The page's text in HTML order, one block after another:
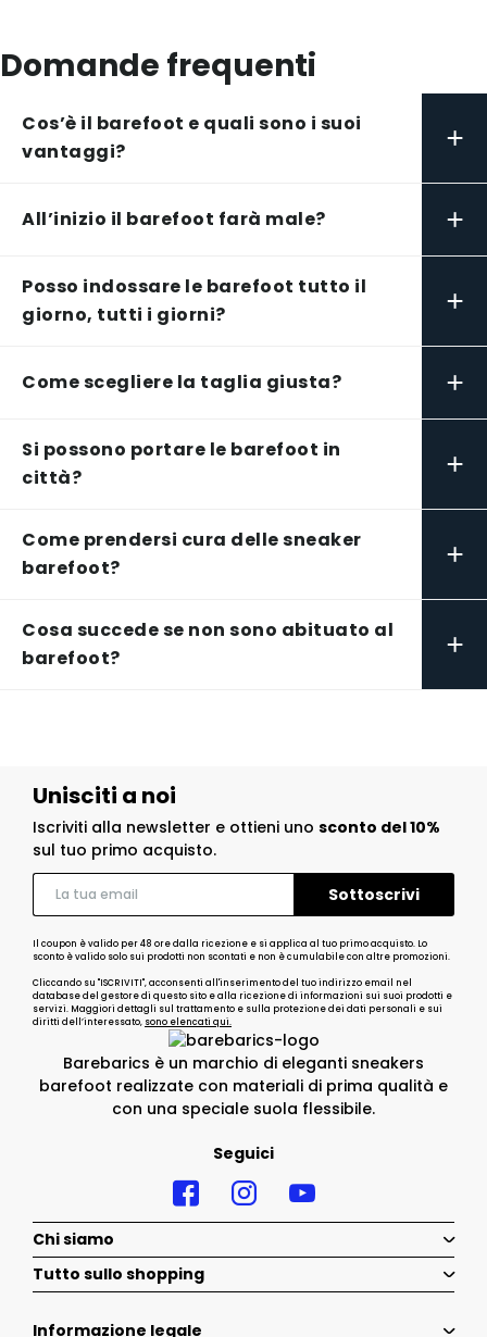
Domande frequenti
Cos’è il barefoot e quali sono i suoi
vantaggi?
+
All’inizio il barefoot farà male? +
Posso indossare le barefoot tutto il
giorno, tutti i giorni?
+
Come scegliere la taglia giusta? +
Si possono portare le barefoot in
città?
+
Come prendersi cura delle sneaker
barefoot?
+
Cosa succede se non sono abituato al
barefoot?
+
Barebarics è un marchio di eleganti sneakers
barefoot realizzate con materiali di prima qualità e
con una speciale suola flessibile.
Seguici
Unisciti a noi
Iscriviti alla newsletter e ottieni uno sconto del 10%
sul tuo primo acquisto.
Il coupon è valido per 48 ore dalla ricezione e si applica al tuo primo acquisto. Lo
sconto è valido solo sui prodotti non scontati e non è cumulabile con altre promozioni.
Cliccando su "ISCRIVITI", acconsenti all'inserimento del tuo indirizzo email nel
database del gestore di questo sito e alla ricezione di informazioni sui suoi prodotti e
servizi. Maggiori dettagli sul trattamento e sulla protezione dei dati personali e sui
diritti dell’interessato, sono elencati qui.
Chi siamo
Tutto sullo shopping
Informazione legale